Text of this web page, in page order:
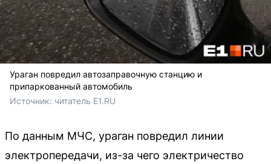
Ураган повредил автозаправочную станцию и
припаркованный автомобиль
Источник: читатель E1.RU
По данным МЧС, ураган повредил линии
электропередачи, из-за чего электричество